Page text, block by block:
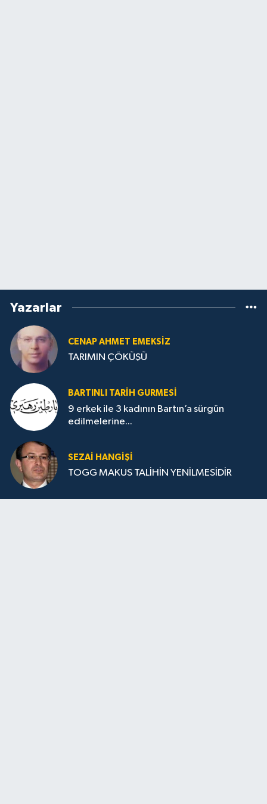
Yazarlar
CENAP AHMET EMEKSİZ
TARIMIN ÇÖKÜŞÜ
BARTINLI TARIH GURMESI
9 erkek ile 3 kadının Bartın’a sürgün
edilmelerine...
SEZAI HANGİŞİ
TOGG MAKUS TALİHİN YENİLMESİDİR